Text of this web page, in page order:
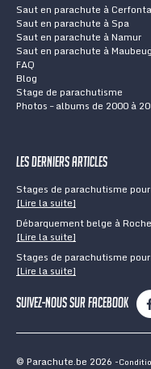
Saut en parachute à
Saut en parachute à Spa
Saut en parachute à Namur
Saut en parachute à
FAQ
Blog
Stage de parachutisme
Photos – albums de 2000 à
Les derniers articles
Stages de parachutisme
[Lire la suite]
Débarquement belge à
[Lire la suite]
Stages de parachutisme
[Lire la suite]
Suivez-nous sur Facebook
© Parachute.be 2026